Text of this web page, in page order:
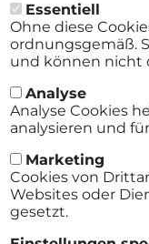
Essentiell
Ohne diese
ordnungsgemäß.
und können nicht
Analyse
Analyse Cookies
analysieren und
Marketing
Cookies von
Websites oder
gesetzt.